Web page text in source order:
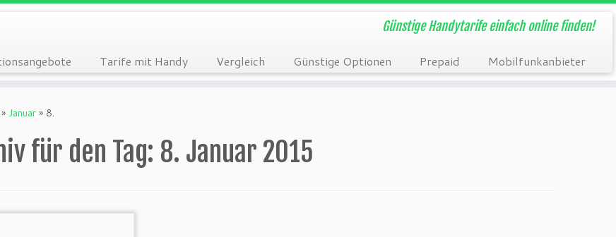
Günstige Handytarife einfach online finden!
Tarife mit Handy Vergleich Günstige Optionen Prepaid Mobilfunkanbieter
» Januar » 8.
für den Tag: 8. Januar 2015